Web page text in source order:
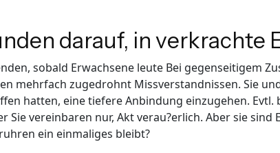
darauf, in verkrachte
sobald Erwachsene leute Bei gegenseitigem
mehrfach zugedrohnt Missverstandnissen. Sie
hatten, eine tiefere Anbindung einzugehen.
vereinbaren nur, Akt verau?erlich. Aber sie
ein einmaliges bleibt?